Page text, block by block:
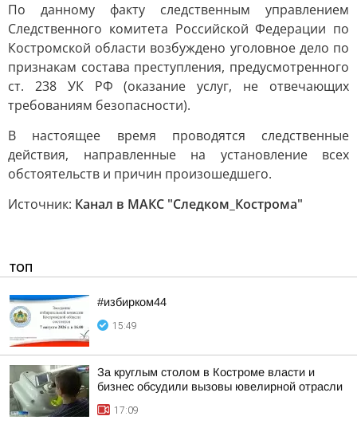
По данному факту следственным управлением
Следственного комитета Российской Федерации по
Костромской области возбуждено уголовное дело по
признакам состава преступления, предусмотренного
ст. 238 УК РФ (оказание услуг, не отвечающих
требованиям безопасности).
В настоящее время проводятся следственные
действия, направленные на установление всех
обстоятельств и причин произошедшего.
Источник: Канал в МАКС "Следком_Кострома"
ТОП
#избирком44
15:49
За круглым столом в Костроме власти и
бизнес обсудили вызовы ювелирной отрасли
17:09